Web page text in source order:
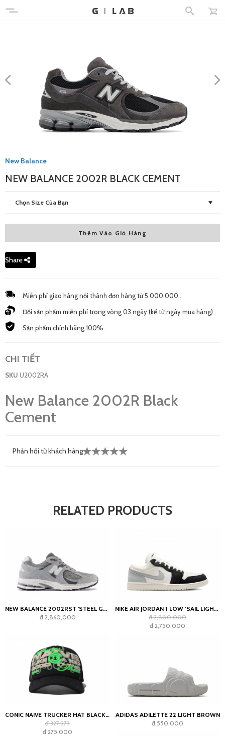
New Balance
NEW BALANCE 2002R BLACK CEMENT
Chọn Size Của Bạn
2,640,000 đ
9 US - New
Thêm Vào Giỏ Hàng
Share
Miễn phí giao hàng nội thành đơn hàng từ 5.000.000 .
Đổi sản phẩm miễn phí trong vòng 03 ngày (kế từ ngày mua hàng) .
Sản phẩm chính hãng 100%.
CHI TIẾT
SKU U2002RA
New Balance 2002R Black
Cement
Phản hồi từ khách hàng
RELATED PRODUCTS
NEW BALANCE 2002RST 'STEEL GREY'
đ 2,860,000
NIKE AIR JORDAN 1 LOW ‘SAIL LIGHT SMOKE GREY’
đ 2,800,000
đ 2,750,000
CONIC NAIVE TRUCKER HAT BLACK GREEN
đ 327,273
đ 275,000
ADIDAS ADILETTE 22 LIGHT BROWN
đ 550,000